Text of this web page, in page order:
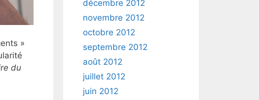
»
du
décembre 2012
novembre 2012
octobre 2012
septembre 2012
août 2012
juillet 2012
juin 2012